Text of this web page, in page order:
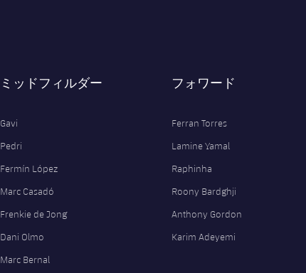
ミッドフィルダー
Gavi
Pedri
Fermín López
Marc Casadó
Frenkie de Jong
Dani Olmo
Marc Bernal
フォワード
Ferran Torres
Lamine Yamal
Raphinha
Roony Bardghji
Anthony Gordon
Karim Adeyemi